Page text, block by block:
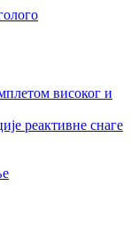
лого
високог и
реактивне снаге